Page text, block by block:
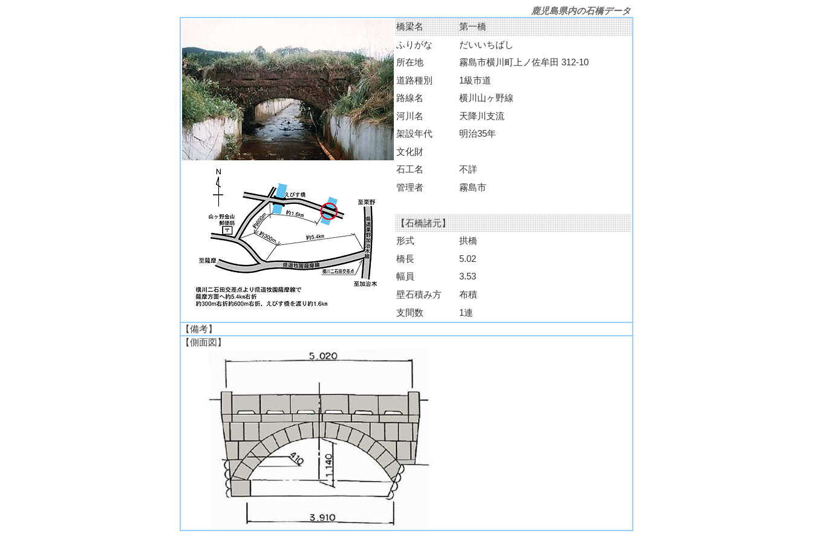
鹿児島県内の石橋データ
橋梁名
第一橋
ふりがな
だいいちばし
所在地
霧島市横川町上ノ佐牟田 312-10
道路種別
1級市道
路線名
横川山ヶ野線
河川名
天降川支流
架設年代
明治35年
文化財
石工名
不詳
管理者
霧島市
【石橋諸元】
形式
拱橋
橋長
5.02
幅員
3.53
壁石積み方
布積
支間数
1連
【備考】
【側面図】